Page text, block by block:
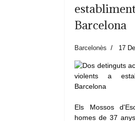
Barcelona
Barcelonès 17
Els Mossos
homes de 37